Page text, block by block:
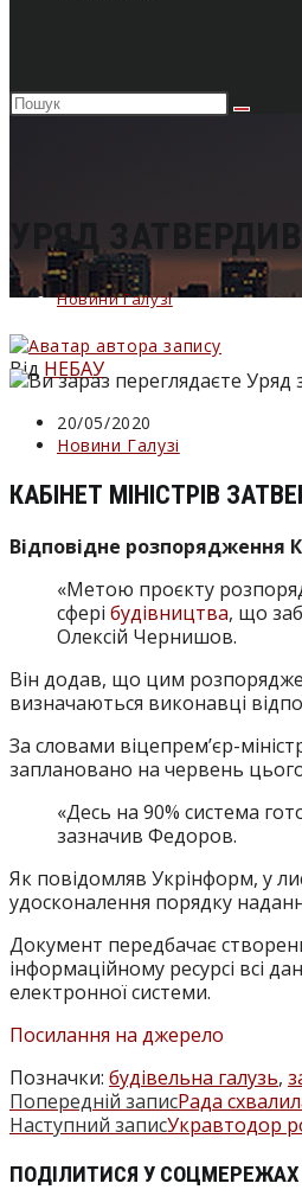
Пошук
на
УРЯД
Новини Галузі
Від НЕБАУ
Запис
опубліковано:
20/05/2020
Категорія
Новини Галузі
КАБІНЕТ МІНІСТРІВ
Відповідне розпорядження
«Метою проєкту
сфері будівництва, що
Олексій Чернишов.
Він додав, що цим
визначаються виконавці
За словами віцепрем’єр-
заплановано на червень
«Десь на 90% система
зазначив Федоров.
Як повідомляв Укрінформ, у
удосконалення порядку
Документ передбачає
інформаційному ресурсі всі
електронної системи.
Посилання на джерело
Позначки: будівельна галузь,
ПРОЧИТАТИ
БІЛЬШЕ
СТАТЕЙ
Попередній записРада
Наступний записУкравтодор
ПОДІЛИТИСЯ У СОЦМЕРЕЖАХ